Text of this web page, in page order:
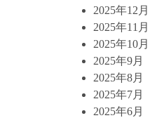
2025年12月
2025年11月
2025年10月
2025年9月
2025年8月
2025年7月
2025年6月